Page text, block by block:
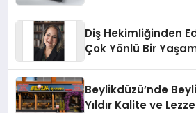
Diş Hekimliğinden
Çok Yönlü Bir
Beylikdüzü’nde
Yıldır Kalite ve